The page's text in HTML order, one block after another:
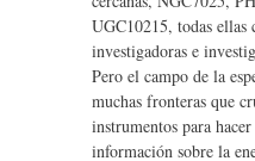
UGC10215, todas
investigadoras e
Pero el campo de la
muchas fronteras que
instrumentos para
información sobre la